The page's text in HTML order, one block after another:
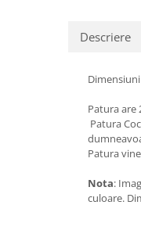
Descriere
Patura are
Patura
Patura
Nota:
culoare.